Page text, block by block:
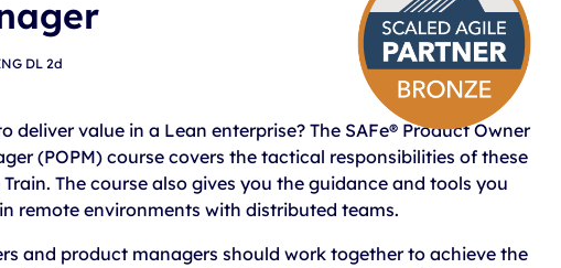
DL 2d
deliver value in a Lean enterprise? The SAFe® Product Owner
(POPM) course covers the tactical responsibilities of these
The course also gives you the guidance and tools you
remote environments with distributed teams.
and product managers should work together to achieve the